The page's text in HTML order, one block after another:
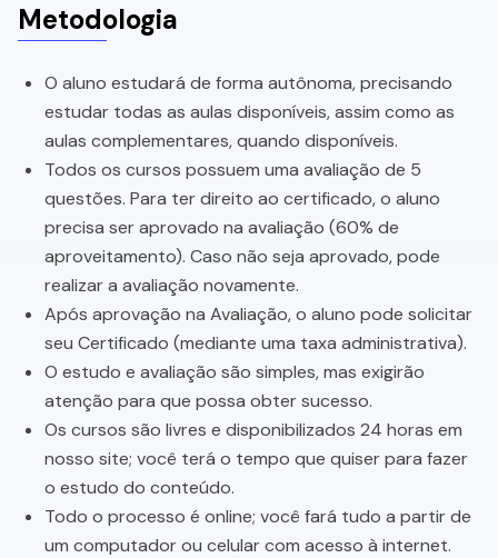
Metodologia
O aluno estudará de forma autônoma, precisando
estudar todas as aulas disponíveis, assim como as
aulas complementares, quando disponíveis.
Todos os cursos possuem uma avaliação de 5
questões. Para ter direito ao certificado, o aluno
precisa ser aprovado na avaliação (60% de
aproveitamento). Caso não seja aprovado, pode
realizar a avaliação novamente.
Após aprovação na Avaliação, o aluno pode solicitar
seu Certificado (mediante uma taxa administrativa).
O estudo e avaliação são simples, mas exigirão
atenção para que possa obter sucesso.
Os cursos são livres e disponibilizados 24 horas em
nosso site; você terá o tempo que quiser para fazer
o estudo do conteúdo.
Todo o processo é online; você fará tudo a partir de
um computador ou celular com acesso à internet.